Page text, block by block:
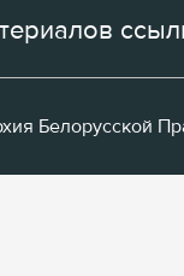
Белорусской